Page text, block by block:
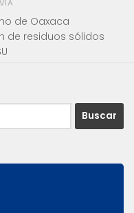
de Oaxaca
de residuos sólidos